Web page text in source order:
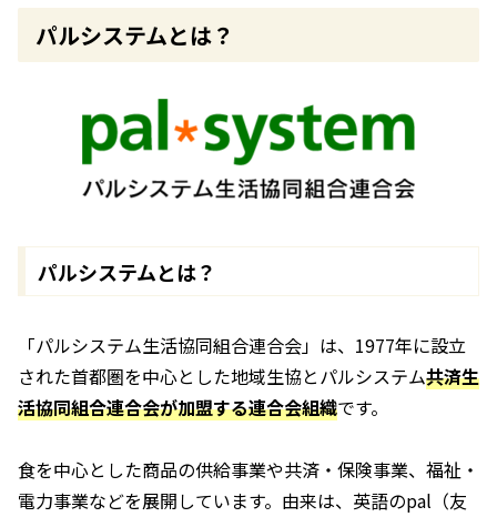
パルシステムとは？
パルシステムとは？
「パルシステム生活協同組合連合会」は、1977年に設立
された首都圏を中心とした地域生協とパルシステム共済生
活協同組合連合会が加盟する連合会組織です。
食を中心とした商品の供給事業や共済・保険事業、福祉・
電力事業などを展開しています。由来は、英語のpal（友